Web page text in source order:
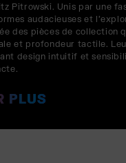
Pitrowski. Unis par une
audacieuses et
des pièces de collection
et profondeur tactile.
design intuitif et
PLUS